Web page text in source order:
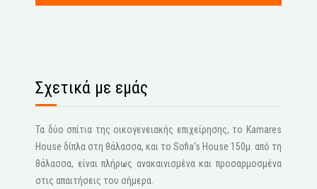
Σχετικά με εμάς
Τα δύο σπίτια της οικογενειακής επιχείρησης, το Kamares
House δίπλα στη θάλασσα, και το Sofia's House 150μ. από τη
θάλασσα, είναι πλήρως ανακαινισμένα και προσαρμοσμένα
στις απαιτήσεις του σήμερα.